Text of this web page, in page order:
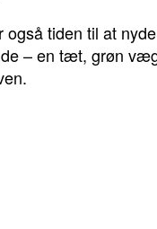
også tiden til at
– en tæt, grøn